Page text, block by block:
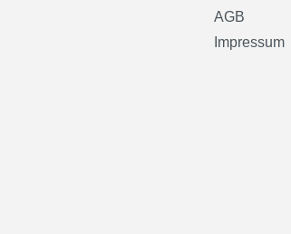
AGB
Impressum